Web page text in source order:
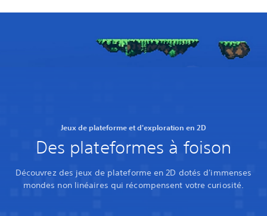
Jeux de plateforme et d'exploration en 2D
Des plateformes à foison
Découvrez des jeux de plateforme en 2D dotés d'immenses
mondes non linéaires qui récompensent votre curiosité.